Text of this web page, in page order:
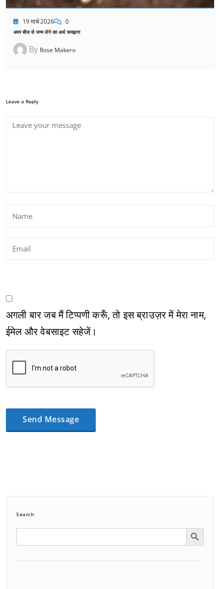
19 मार्च 2026 0
अमर बीज से जन्म लेने का अर्थ समझना
By Rose Makero
Leave a Reply
अगली बार जब मैं टिप्पणी करूँ, तो इस ब्राउज़र में मेरा नाम,
ईमेल और वेबसाइट सहेजें।
Search
Search Search Button